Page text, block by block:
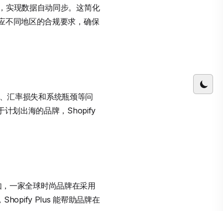
实现数据自动同步。这简化
不同地区的合规要求，确保
汇率损失和系统瓶颈等问
计划出海的品牌，Shopify
一家全球时尚品牌在采用
Shopify Plus 能帮助品牌在